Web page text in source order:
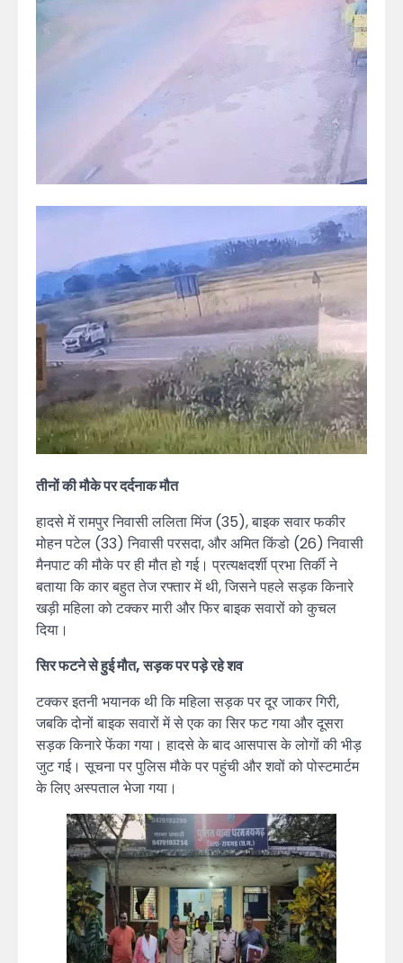
तीनों की मौके पर दर्दनाक मौत
हादसे में रामपुर निवासी ललिता मिंज (35), बाइक सवार फकीर
मोहन पटेल (33) निवासी परसदा, और अमित किंडो (26) निवासी
मैनपाट की मौके पर ही मौत हो गई। प्रत्यक्षदर्शी प्रभा तिर्की ने
बताया कि कार बहुत तेज रफ्तार में थी, जिसने पहले सड़क किनारे
खड़ी महिला को टक्कर मारी और फिर बाइक सवारों को कुचल
दिया।
सिर फटने से हुई मौत, सड़क पर पड़े रहे शव
टक्कर इतनी भयानक थी कि महिला सड़क पर दूर जाकर गिरी,
जबकि दोनों बाइक सवारों में से एक का सिर फट गया और दूसरा
सड़क किनारे फेंका गया। हादसे के बाद आसपास के लोगों की भीड़
जुट गई। सूचना पर पुलिस मौके पर पहुंची और शवों को पोस्टमार्टम
के लिए अस्पताल भेजा गया।